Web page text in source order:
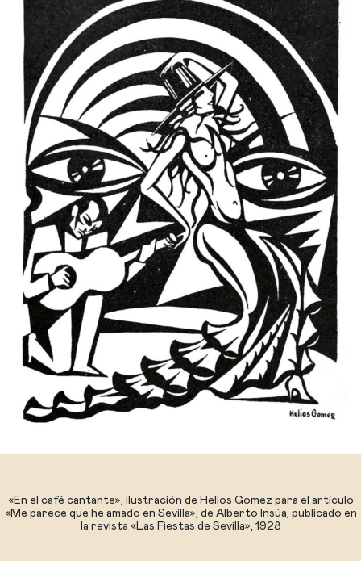
«En el café cantante», ilustración de Helios Gomez para el artículo
«Me parece que he amado en Sevilla», de Alberto Insúa, publicado en
la revista «Las Fiestas de Sevilla», 1928